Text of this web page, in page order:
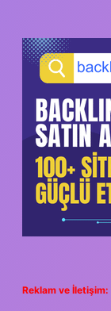
Reklam ve İletişim: